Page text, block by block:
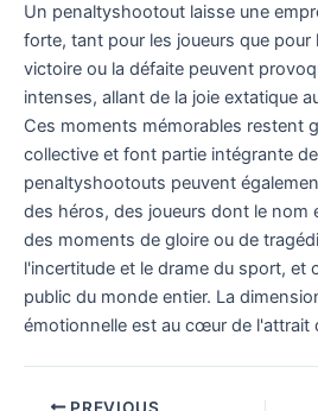
Un penaltyshootout laisse une
forte, tant pour les joueurs que pour
victoire ou la défaite peuvent
intenses, allant de la joie extatique
Ces moments mémorables restent
collective et font partie intégrante
penaltyshootouts peuvent
des héros, des joueurs dont le nom
des moments de gloire ou de
l'incertitude et le drame du sport, et
public du monde entier. La
émotionnelle est au cœur de l'attrait
PREVIOUS